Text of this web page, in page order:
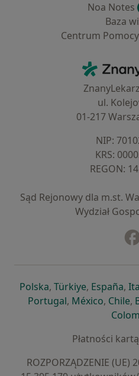
Noa Notes
Baza
Centrum
ul.
01-217
NIP:
KRS:
REGON:
Sąd Rejonowy dla m.st.
Wydział
Polskaotwiera się w
, Türkiyeotwiera się
, España,
Portugalotwiera się w
, México, Chile,
Płatności kartą
ROZPORZĄDZENIE (UE)